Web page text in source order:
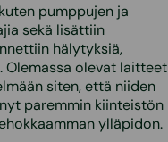
pumppujen ja
sekä lisättiin
hälytyksiä,
Olemassa olevat laitteet
siten, että niiden
paremmin kiinteistön
ylläpidon.